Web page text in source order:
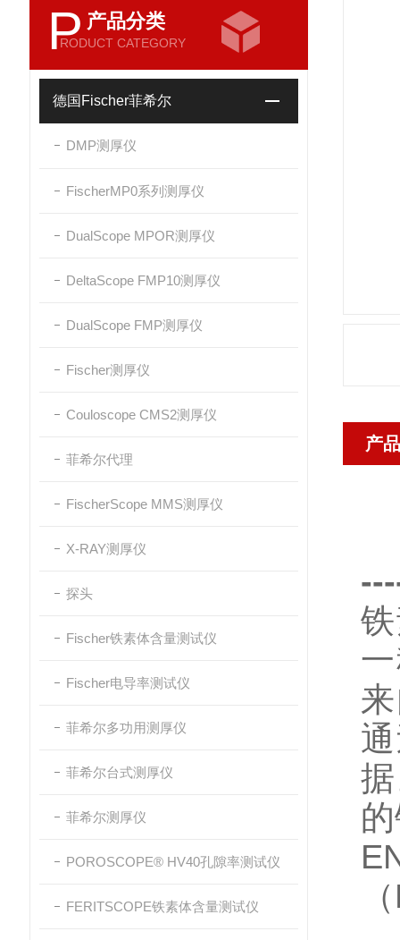
P 产品分类
RODUCT CATEGORY
德国Fischer菲希尔
DMP测厚仪
FischerMP0系列测厚仪
DualScope MPOR测厚仪
DeltaScope FMP10测厚仪
DualScope FMP测厚仪
Fischer测厚仪
Couloscope CMS2测厚仪
菲希尔代理
FischerScope MMS测厚仪
X-RAY测厚仪
探头
Fischer铁素体含量测试仪
Fischer电导率测试仪
菲希尔多功用测厚仪
菲希尔台式测厚仪
菲希尔测厚仪
POROSCOPE® HV40孔隙率测试仪
FERITSCOPE铁素体含量测试仪
产